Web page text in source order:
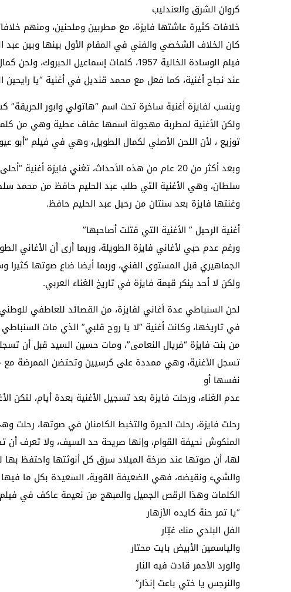
كروان الشرق والعندليب
خلافات كثيرة عاشتها فايزة، مع مطربين وملحنين، ومنهم
كان الخلاف الشخصي والفني في المقام الأول بينها وبين عبد
فيلم الوسادة الخالية 1957، كلمات إسماعيل
عند نجاح أغنية، كما فعل مع محمد قنديل في أغنية “يا رايحين
وينسب لفايزة أغنية ساخرة تحت اسم “هاتولي وابور الحريقة”
ولكن الأغنية لمطربة مهجولة اسمها عفاف عطية وهي من
توزيع ، لأن اللحن الأصلي لكمال الطويل، وهي في فيلم “أبو عيون
وبعد أكثر من 20 عام من هذه الأحداث، تغني فايزة
سلطان، وهي الأغنية التي طلب عبد الحليم حافظ من محمد
وغنتها فايزة بعد سنتان من رحيل عبد الحليم حافظ.
أغنية الرحيل ” الأغنية التي قتلت أصاحبها”
ورغم عدم حبي لأغاني فايزة الطويلة، وربما أرى أن الأغاني
الجماهيري قبل المستوى الفني، وربما أيضا ضاع صوتها
ولكن لا أحد ينكر قيمة فايزة في تاريخ الغناء العربي.
لحن السنباطي عدة أغاني لفايزة، من القصائد للعاطفي
في تاريخها، وكانت أغنية “لا يا روح قلبي” الذي مات
من بنت فايزة “فريال النعامى”، ومات حسين السيد قبل أن
تسجل الأغنية، وهي ممددة على كرسيين وتحتضن الممرضة مع
نفسها أو
عدم الغناء، ورحلت فايزة بعد تسجيل الأغنية بعدة أيام، لتكن
رحلت فايزة، رحلت الحيرة والتخبط الكامنان في صوتها، رحلت
المنكوش نحيفة القوام، وإنها صريحة حد السيف، ولا تعرف
لها، أن صوتها عند صرخة الميلاد سرق كل أنوثتها واحتفظ
والشيء ونقيضه، فهي الضعيفة القوية، السعيدة بكل ما
الكلمات وهذا الرقص الجميل والمبهج من نعيمة عاكف في فيلم
“يا تمر حنة كايده الأزهار
الفل البلدي منك غيّار
والياسمين الأبيض بايت محتار
والورد الأحمر قادت فيه النار
والنرجس يا ختي باعت إنذار”